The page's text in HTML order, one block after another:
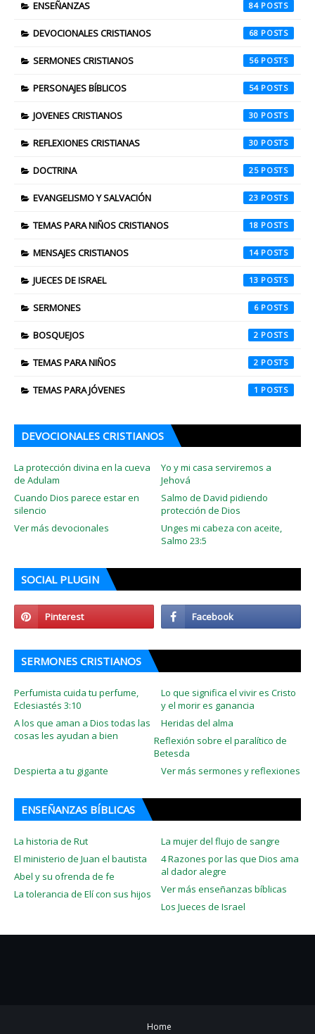
ENSEÑANZAS 84
DEVOCIONALES CRISTIANOS 68
SERMONES CRISTIANOS 56
PERSONAJES BÍBLICOS 54
JOVENES CRISTIANOS 30
REFLEXIONES CRISTIANAS 30
DOCTRINA 25
EVANGELISMO Y SALVACIÓN 23
TEMAS PARA NIÑOS CRISTIANOS 18
MENSAJES CRISTIANOS 14
JUECES DE ISRAEL 13
SERMONES 6
BOSQUEJOS 2
TEMAS PARA NIÑOS 2
TEMAS PARA JÓVENES 1
DEVOCIONALES CRISTIANOS
La protección divina en la cueva
de Adulam
Yo y mi casa serviremos a
Jehová
Cuando Dios parece estar en
silencio
Salmo de David pidiendo
protección de Dios
Ver más devocionales
Unges mi cabeza con aceite,
Salmo 23:5
SOCIAL PLUGIN
SERMONES CRISTIANOS
Perfumista cuida tu perfume,
Eclesiastés 3:10
Lo que significa el vivir es Cristo
y el morir es ganancia
A los que aman a Dios todas las
cosas les ayudan a bien
Heridas del alma
Reflexión sobre el paralítico de
Betesda
Ver más sermones y reflexiones
Despierta a tu gigante
ENSEÑANZAS BÍBLICAS
La historia de Rut
La mujer del flujo de sangre
El ministerio de Juan el bautista
4 Razones por las que Dios ama
al dador alegre
Abel y su ofrenda de fe
Ver más enseñanzas bíblicas
La tolerancia de Elí con sus hijos
Los Jueces de Israel
Home